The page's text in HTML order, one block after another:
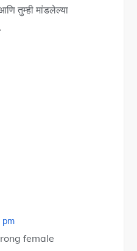
तुम्ही मांडलेल्या
pm
female